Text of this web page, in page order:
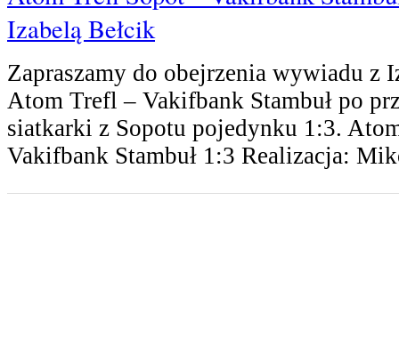
Izabelą Bełcik
Zapraszamy do obejrzenia wywiadu z
Atom Trefl – Vakifbank Stambuł po
siatkarki z Sopotu pojedynku 1:3.
Vakifbank Stambuł 1:3 Realizacja: